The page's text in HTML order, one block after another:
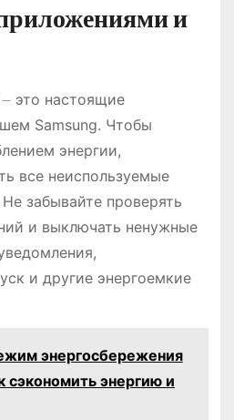
и
это настоящие
Samsung. Чтобы
энергии,
все неиспользуемые
забывайте проверять
и выключать ненужные
и другие энергоемкие
энергосбережения
сэкономить энергию и